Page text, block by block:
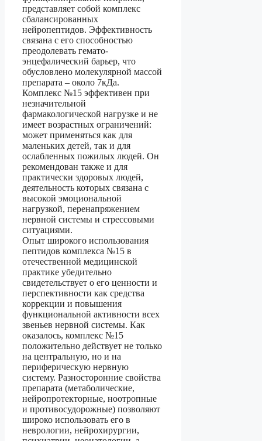
представляет собой комплекс
сбалансированных
нейропептидов. Эффективность
связана с его способностью
преодолевать гемато-
энцефалический барьер, что
обусловлено молекулярной массой
препарата – около 7кДа.
Комплекс №15 эффективен при
незначительной
фармакологической нагрузке и не
имеет возрастных ограничений:
может применяться как для
маленьких детей, так и для
ослабленных пожилых людей. Он
рекомендован также и для
практически здоровых людей,
деятельность которых связана с
высокой эмоциональной
нагрузкой, перенапряжением
нервной системы и стрессовыми
ситуациями.
Опыт широкого использования
пептидов комплекса №15 в
отечественной медицинской
практике убедительно
свидетельствует о его ценности и
перспективности как средства
коррекции и повышения
функциональной активности всех
звеньев нервной системы. Как
оказалось, комплекс №15
положительно действует не только
на центральную, но и на
периферическую нервную
систему. Разносторонние свойства
препарата (метаболические,
нейропротекторные, ноотропные
и противосудорожные) позволяют
широко использовать его в
неврологии, нейрохирургии,